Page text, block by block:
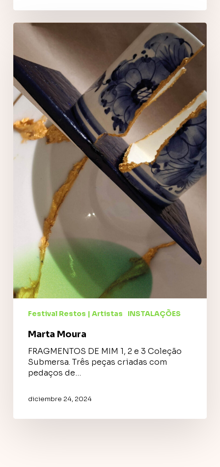
Marta
Moura
Festival Restos | Artistas INSTALAÇÕES
Marta Moura
FRAGMENTOS DE MIM 1, 2 e 3 Coleção
Submersa. Três peças criadas com
pedaços de…
diciembre 24, 2024